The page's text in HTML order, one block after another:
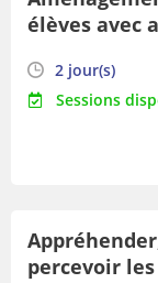
élèves avec
2 jour(s)
Sessions
percevoir